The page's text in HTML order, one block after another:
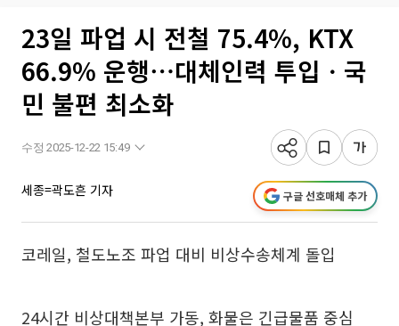
23일 파업 시 전철 75.4%, KTX
66.9% 운행⋯대체인력 투입ㆍ국
민 불편 최소화
수정 2025-12-22 15:49
세종=곽도흔 기자 구글 선호매체 추가
코레일, 철도노조 파업 대비 비상수송체계 돌입
24시간 비상대책본부 가동, 화물은 긴급물품 중심